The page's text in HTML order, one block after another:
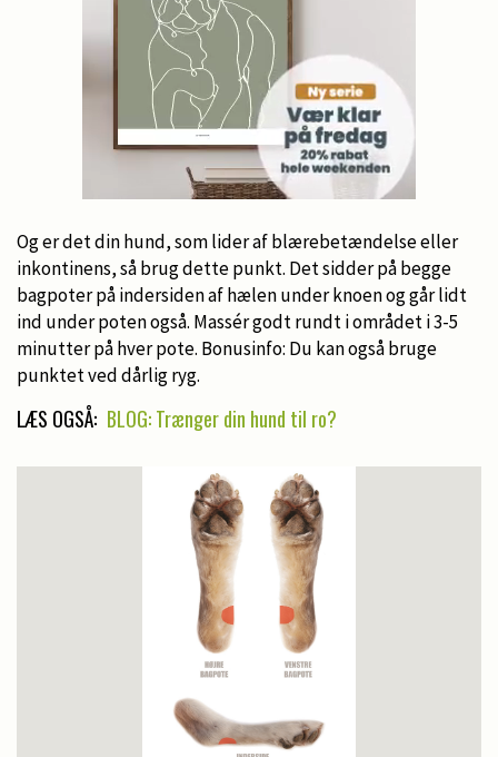
Og er det din hund, som lider af blærebetændelse eller
inkontinens, så brug dette punkt. Det sidder på begge
bagpoter på indersiden af hælen under knoen og går lidt
ind under poten også. Massér godt rundt i området i 3-5
minutter på hver pote. Bonusinfo: Du kan også bruge
punktet ved dårlig ryg.
LÆS OGSÅ: BLOG: Trænger din hund til ro?